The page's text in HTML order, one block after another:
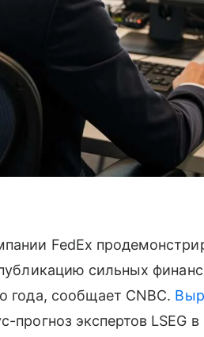
FedEx
сильных
года, сообщает CNBC.
прогноз экспертов